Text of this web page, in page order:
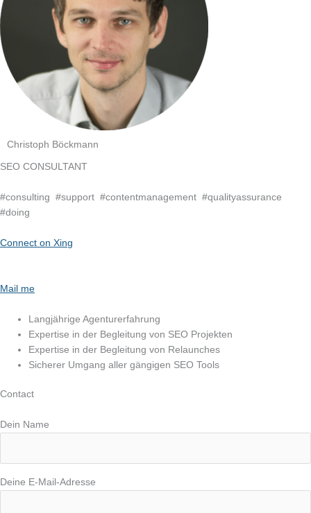
Christoph Böckmann
SEO CONSULTANT
#consulting #support #contentmanagement #qualityassurance
#doing
Connect on Xing
Mail me
Langjährige Agenturerfahrung
Expertise in der Begleitung von SEO Projekten
Expertise in der Begleitung von Relaunches
Sicherer Umgang aller gängigen SEO Tools
Contact
Dein Name
Deine E-Mail-Adresse